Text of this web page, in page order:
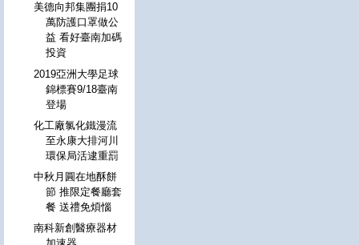
美德向邦集團捐10
萬防護口罩做公
益 看好臺南加碼
投資
2019亞洲大學足球
錦標賽9/18臺南
登場
化工廠氯化鐵漫流
至永康大排河川
環保局活逮重罰
中秋月圓在地酥餅
節 推限定餐廳套
餐 送禮免煩惱
南科新創醫療器材